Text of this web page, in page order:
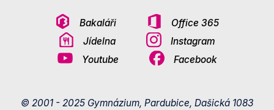
Bakaláři
Office 365
Jídelna
Instagram
Youtube
Facebook
© 2001 - 2025 Gymnázium, Pardubice, Dašická 1083